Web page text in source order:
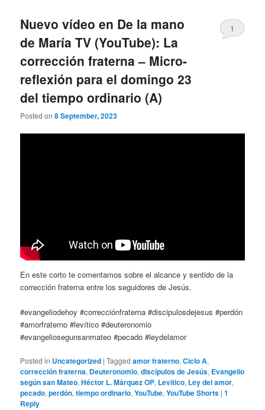
Nuevo vídeo en De la mano
de María TV (YouTube): La
corrección fraterna – Micro-
reflexión para el domingo 23
del tiempo ordinario (A)
Posted on8 September, 2023
1
En este corto te comentamos sobre el alcance y sentido de la
corrección fraterna entre los seguidores de Jesús.
#evangeliodehoy #correcciónfraterna #discipulosdejesus #perdón
#amorfraterno #levítico #deuteronomio
#evangeliosegunsanmateo #pecado #leydelamor
Posted in Uncategorized |Tagged amor fraterno,Ciclo A,
corrección fraterna, Deuteronomio,discípulos de Jesús, Evangelio
según san Mateo,Héctor L. Márquez OP, Levítico, Ley del amor,
pecado,perdón,tiempo ordinario,YouTube,YouTube Shorts |1
Reply